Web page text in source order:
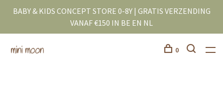
BABY & KIDS CONCEPT STORE 0-8Y | GRATIS VERZENDING
VANAF €150 IN BE EN NL
0